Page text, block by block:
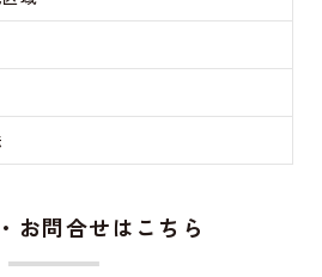
お問合せはこちら